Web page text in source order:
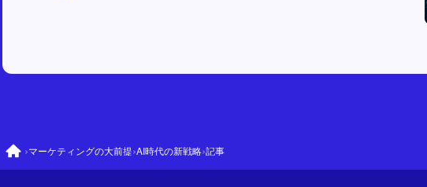
›マーケティングの大前提›AI時代の新戦略›記事